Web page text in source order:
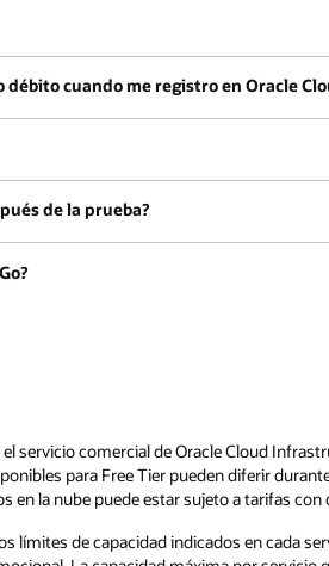
cuando me registro en Oracle
de la prueba?
servicio comercial de Oracle Cloud
para Free Tier pueden diferir
en la nube puede estar sujeto a tarifas
límites de capacidad indicados en cada